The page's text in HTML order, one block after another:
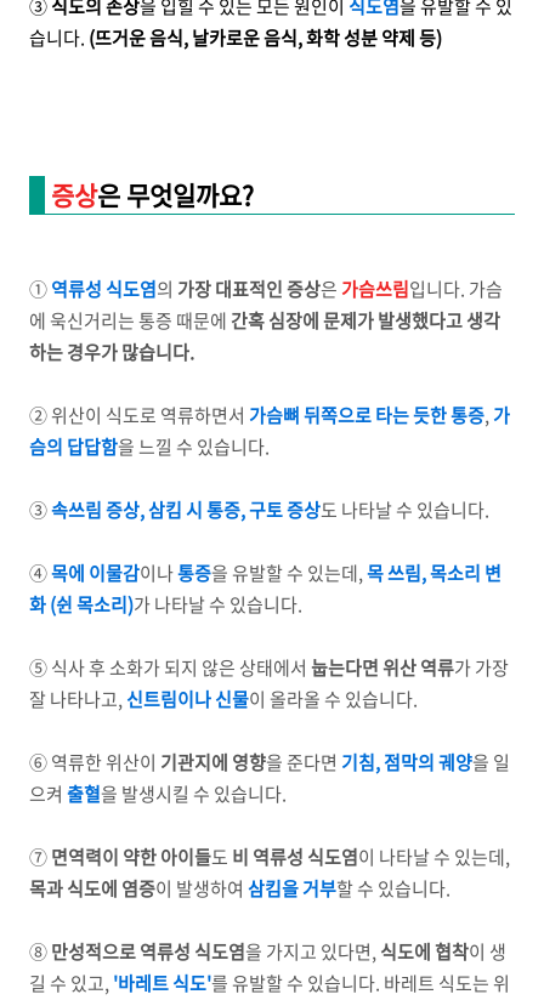
③식도의 손상을 입힐 수 있는 모든 원인이 식도염을 유발할 수 있
습니다. (뜨거운 음식, 날카로운 음식, 화학 성분 약제 등)
증상은 무엇일까요?
①역류성 식도염의 가장 대표적인 증상은 가슴쓰림입니다. 가슴
에 욱신거리는 통증 때문에 간혹 심장에 문제가 발생했다고 생각
하는 경우가 많습니다.
② 위산이 식도로 역류하면서 가슴뼈 뒤쪽으로 타는 듯한 통증, 가
슴의 답답함을 느낄 수 있습니다.
③속쓰림 증상, 삼킴 시 통증, 구토 증상도 나타날 수 있습니다.
④목에 이물감이나통증을 유발할 수 있는데,목 쓰림, 목소리 변
화 (쉰 목소리)가 나타날 수 있습니다.
⑤ 식사 후 소화가 되지 않은 상태에서 눕는다면위산 역류가 가장
잘 나타나고, 신트림이나 신물이 올라올 수 있습니다.
⑥ 역류한 위산이 기관지에 영향을 준다면 기침, 점막의 궤양을 일
으켜 출혈을 발생시킬 수 있습니다.
⑦면역력이 약한 아이들도 비 역류성 식도염이 나타날 수 있는데,
목과 식도에 염증이 발생하여 삼킴을 거부할 수 있습니다.
⑧만성적으로 역류성 식도염을 가지고 있다면, 식도에 협착이 생
길 수 있고, '바레트 식도'를 유발할 수 있습니다. 바레트 식도는 위